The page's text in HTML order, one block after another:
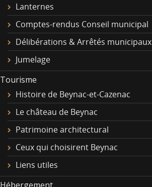
Lanternes
Comptes-rendus Conseil municipal
Délibérations & Arrêtés municipaux
Jumelage
Tourisme
Histoire de Beynac-et-Cazenac
Le château de Beynac
Patrimoine architectural
Ceux qui choisirent Beynac
Liens utiles